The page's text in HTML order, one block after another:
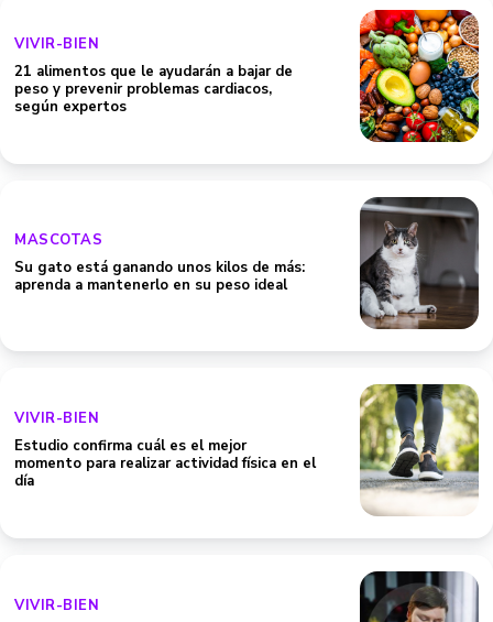
VIVIR-BIEN
21 alimentos que le ayudarán a bajar de
peso y prevenir problemas cardiacos,
según expertos
MASCOTAS
Su gato está ganando unos kilos de más:
aprenda a mantenerlo en su peso ideal
VIVIR-BIEN
Estudio confirma cuál es el mejor
momento para realizar actividad física en el
día
VIVIR-BIEN